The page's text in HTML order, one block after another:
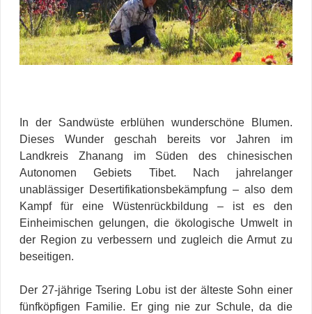
In der Sandwüste erblühen wunderschöne Blumen.
Dieses Wunder geschah bereits vor Jahren im
Landkreis Zhanang im Süden des chinesischen
Autonomen Gebiets Tibet. Nach jahrelanger
unablässiger Desertifikationsbekämpfung – also dem
Kampf für eine Wüstenrückbildung – ist es den
Einheimischen gelungen, die ökologische Umwelt in
der Region zu verbessern und zugleich die Armut zu
beseitigen.
Der 27-jährige Tsering Lobu ist der älteste Sohn einer
fünfköpfigen Familie. Er ging nie zur Schule, da die